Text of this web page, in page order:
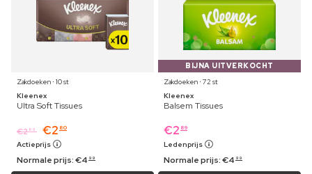
Zakdoeken ⋅ 10 st
Kleenex
Ultra Soft Tissues
€2 89 €2 80
Actieprijs
Normale prijs:€4 99
BIJNA UITVERKOCHT
Zakdoeken ⋅ 72 st
Kleenex
Balsem Tissues
€2 89
Ledenprijs
Normale prijs:€4 99